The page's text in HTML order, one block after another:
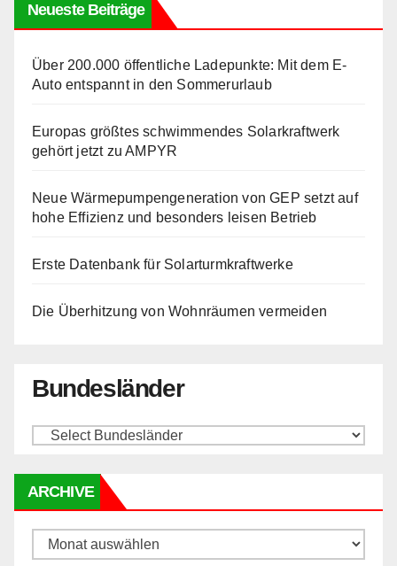
Neueste Beiträge
Über 200.000 öffentliche Ladepunkte: Mit dem E-
Auto entspannt in den Sommerurlaub
Europas größtes schwimmendes Solarkraftwerk
gehört jetzt zu AMPYR
Neue Wärmepumpengeneration von GEP setzt auf
hohe Effizienz und besonders leisen Betrieb
Erste Datenbank für Solarturmkraftwerke
Die Überhitzung von Wohnräumen vermeiden
Bundesländer
ARCHIVE
Archive